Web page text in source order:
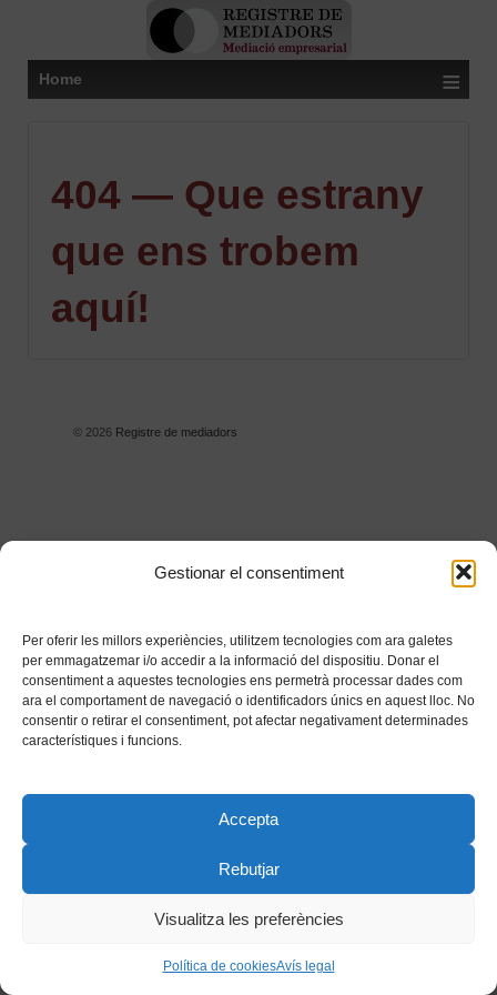
Gestionar el consentiment
Per oferir les millors experiències, utilitzem tecnologies com ara galetes
per emmagatzemar i/o accedir a la informació del dispositiu. Donar el
consentiment a aquestes tecnologies ens permetrà processar dades com
ara el comportament de navegació o identificadors únics en aquest lloc. No
consentir o retirar el consentiment, pot afectar negativament determinades
característiques i funcions.
Accepta
Rebutjar
Visualitza les preferències
Política de cookiesAvís legal
Home ≡
404 — Que estrany
que ens trobem
aquí!
© 2026Registre de mediadors